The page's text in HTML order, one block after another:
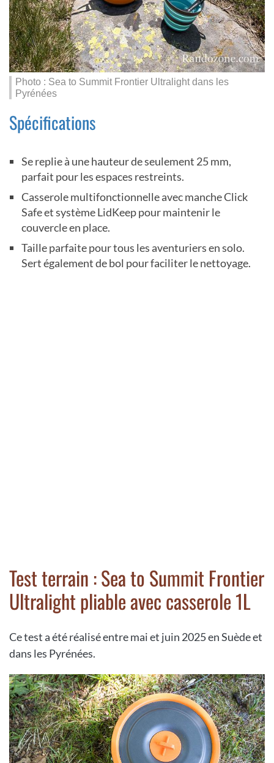
Photo : Sea to Summit Frontier Ultralight dans les
Pyrénées
Spécifications
Se replie à une hauteur de seulement 25 mm,
parfait pour les espaces restreints.
Casserole multifonctionnelle avec manche Click
Safe et système LidKeep pour maintenir le
couvercle en place.
Taille parfaite pour tous les aventuriers en solo.
Sert également de bol pour faciliter le nettoyage.
Test terrain : Sea to Summit Frontier
Ultralight pliable avec casserole 1L
Ce test a été réalisé entre mai et juin 2025 en Suède et
dans les Pyrénées.